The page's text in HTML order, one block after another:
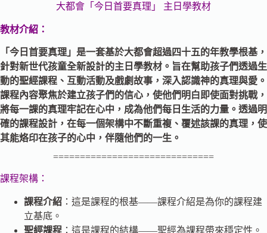
大都會「今日首要真理」 主日學教材
教材介紹：
「今日首要真理」是一套基於大都會超過四十五的年教學根基，
針對新世代孩童全新設計的主日學教材。旨在幫助孩子們透過生
動的聖經課程、互動活動及戲劇故事，深入認識神的真理與愛。
課程內容聚焦於建立孩子們的信心，使他們明白即使面對挑戰，
將每一課的真理牢記在心中，成為他們每日生活的力量。透過明
確的課程設計，在每一個架構中不斷重複、覆述該課的真理，使
其能烙印在孩子的心中，伴隨他們的一生。
==============================
課程架構：
課程介紹 ：這是課程的根基——課程介紹是為你的課程建
立基底。
聖經課程 ：這是課程的結構——聖經為課程帶來穩定性。